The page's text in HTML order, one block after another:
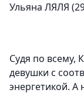
Ульяна ЛЯЛЯ
Судя по всему,
девушки с
энергетикой. А